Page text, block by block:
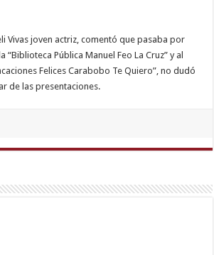
Vivas joven actriz, comentó que pasaba por
“Biblioteca Pública Manuel Feo La Cruz” y al
Felices Carabobo Te Quiero”, no dudó
de las presentaciones.